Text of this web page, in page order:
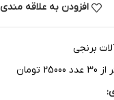
افزودن به علاقه مندی
برنجی
تومان